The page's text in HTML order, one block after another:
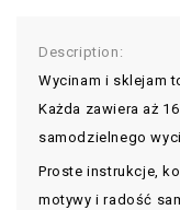
Description:
Wycinam i sklejam
Każda zawiera aż
samodzielnego
Proste instrukcje,
motywy i radość